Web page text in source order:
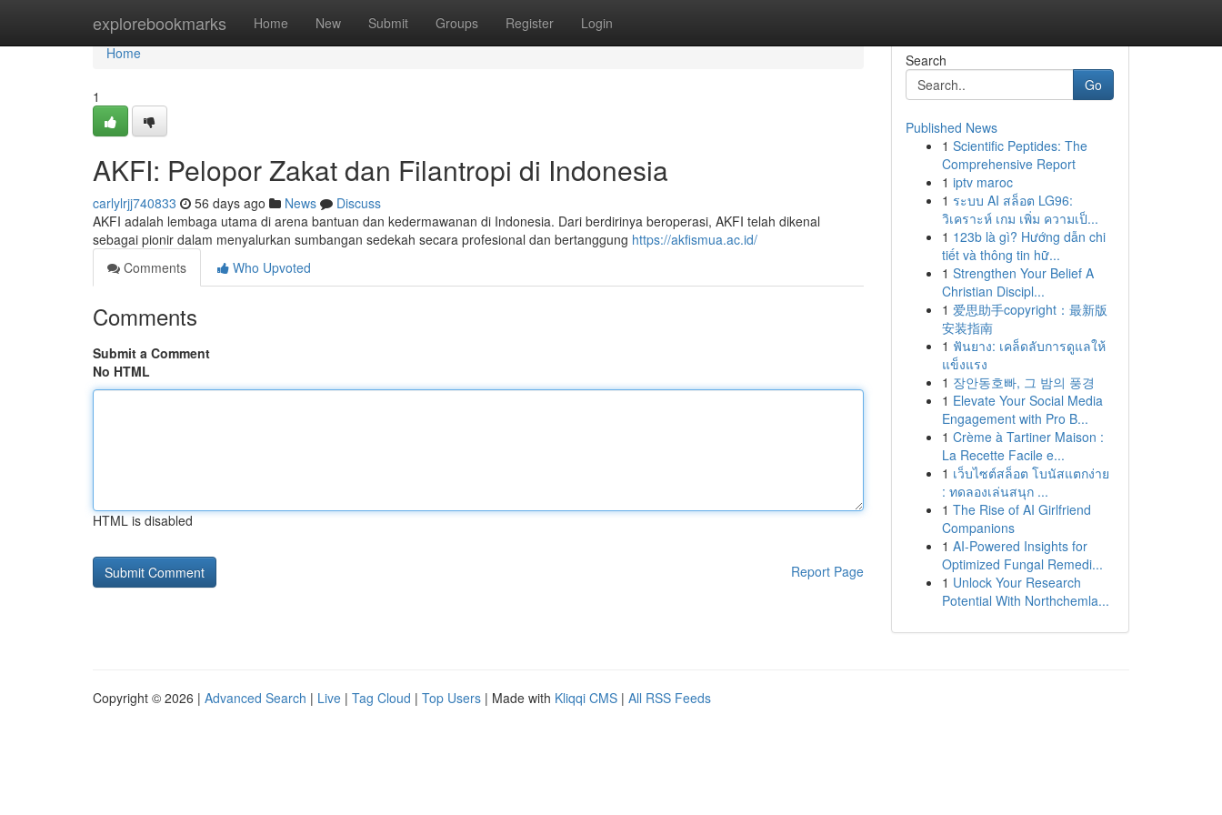
explorebookmarks Home New Submit Groups Register Login
Home
Home
1
AKFI: Pelopor Zakat dan Filantropi di Indonesia
carlylrjj740833 56 days ago News
Discuss
AKFI adalah lembaga utama di arena bantuan dan kedermawanan di Indonesia. Dari berdirinya beroperasi, AKFI telah dikenal
sebagai pionir dalam menyalurkan sumbangan sedekah secara profesional dan bertanggung https://akfismua.ac.id/
Comments
Who Upvoted
Comments
Submit a Comment
No HTML
HTML is disabled
Report Page
Search
Go
Published News
1 Scientific Peptides: The
Comprehensive Report
1 iptv maroc
1 ระบบ AI สล็อต LG96:
วิเคราะห์ เกม เพิ่ม ความเป็...
1 123b là gì? Hướng dẫn chi
tiết và thông tin hữ...
1 Strengthen Your Belief A
Christian Discipl...
1 爱思助手copyright：最新版
安装指南
1 ฟันยาง: เคล็ดลับการดูแลให้
แข็งแรง
1 장안동호빠, 그 밤의 풍경
1 Elevate Your Social Media
Engagement with Pro B...
1 Crème à Tartiner Maison :
La Recette Facile e...
1 เว็บไซต์สล็อต โบนัสแตกง่าย
: ทดลองเล่นสนุก ...
1 The Rise of AI Girlfriend
Companions
1 AI-Powered Insights for
Optimized Fungal Remedi...
1 Unlock Your Research
Potential With Northchemla...
Copyright © 2026 | Advanced Search | Live | Tag Cloud | Top Users | Made with Kliqqi CMS | All RSS Feeds